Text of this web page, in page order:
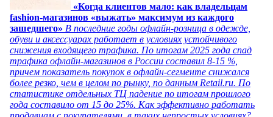
«Когда клиентов мало: как владельцам
fashion-магазинов «выжать» максимум из каждого
зашедшего» В последние годы офлайн-розница в одежде,
обуви и аксессуарах работает в условиях устойчивого
снижения входящего трафика. По итогам 2025 года спад
трафика офлайн-магазинов в России составил 8-15 %,
причем показатель покупок в офлайн-сегменте снижался
более резко, чем в целом по рынку, по данным Retail.ru. По
статистике отдельных ТЦ падение по итогам прошлого
года составило от 15 до 25%. Как эффективно работать